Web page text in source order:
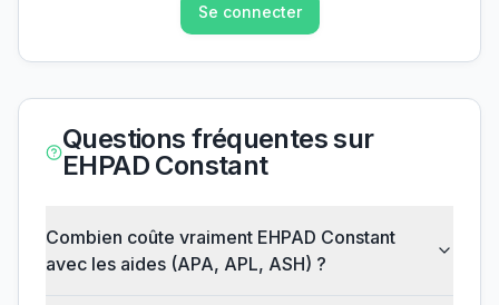
Se connecter
Questions fréquentes sur
EHPAD Constant
Combien coûte vraiment EHPAD Constant
avec les aides (APA, APL, ASH) ?